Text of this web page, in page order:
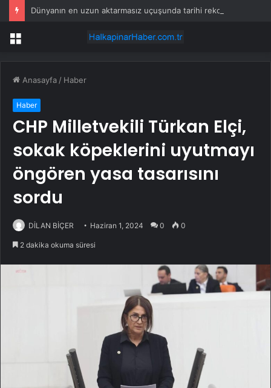
Menü
Anasayfa / Haber
Haber
CHP Milletvekili Türkan Elçi,
sokak köpeklerini uyutmayı
öngören yasa tasarısını
sordu
DİLAN BİÇER Haziran 1, 2024 0 0
2 dakika okuma süresi